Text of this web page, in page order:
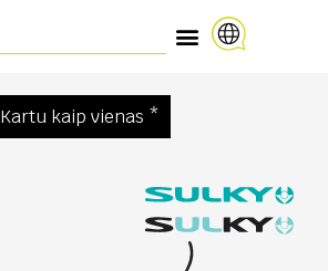
Kartu kaip vienas *